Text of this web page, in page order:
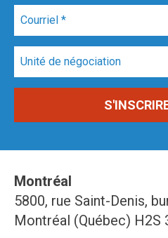
Montréal
5800, rue Saint-Denis,
Montréal (Québec) H2S